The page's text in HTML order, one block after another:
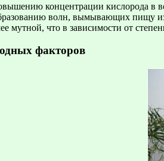
концентрации кислорода в
волн, вымывающих пищу
мутной, что в зависимости от
факторов